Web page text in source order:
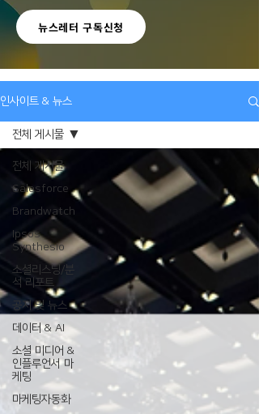
뉴스레터 구독신청
인사이트 & 뉴스
전체 게시물
Salesforce
Brandwatch
Ipsos
Synthesio
소셜리스닝/분
석 리포트
공지 및 뉴스
데이터 & AI
소셜 미디어 &
인플루언서 마
케팅
마케팅자동화
전체 게시물